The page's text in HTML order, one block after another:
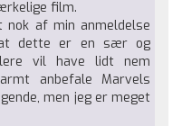
film.
af min anmeldelse
at dette er en sær og
vil have lidt nem
anbefale Marvels
men jeg er meget